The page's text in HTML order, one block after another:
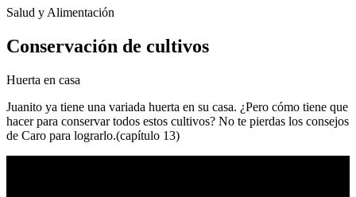
Salud y Alimentación
Conservación de cultivos
Huerta en casa
Juanito ya tiene una variada huerta en su casa. ¿Pero cómo tiene que
hacer para conservar todos estos cultivos? No te pierdas los consejos
de Caro para lograrlo.(capítulo 13)